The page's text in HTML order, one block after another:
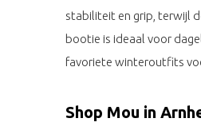
stabiliteit en grip, terwijl
bootie is ideaal voor
favoriete winteroutfits
Shop Mou in